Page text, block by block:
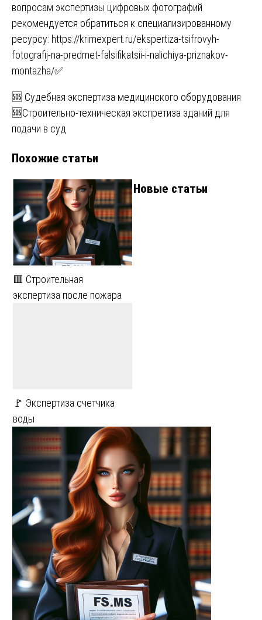
вопросам экспертизы цифровых фотографий
рекомендуется обратиться к специализированному
ресурсу: https://krimexpert.ru/ekspertiza-tsifrovyh-
fotografij-na-predmet-falsifikatsii-i-nalichiya-priznakov-
montazha/✅
Навигация
по
🆘 Судебная экспертиза медицинского оборудования
🆘Строительно-техническая экспретиза зданий для
подачи в суд
Похожие статьи
🟥 Строительная
экспертиза после пожара
🚩 Экспертиза счетчика
воды
Новые статьи